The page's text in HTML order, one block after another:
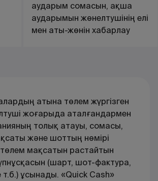
аударым сомасын, ақша
аударымын жөнелтушінің елі
мен аты-жөнін хабарлау
атына төлем жүргізген
жоғарыда аталғандармен
толық атауы, сомасы,
және шоттың нөмірі
төлем мақсатын растайтын
(шарт, шот-фактура,
т.б.) ұсынады. «Quick Cash»